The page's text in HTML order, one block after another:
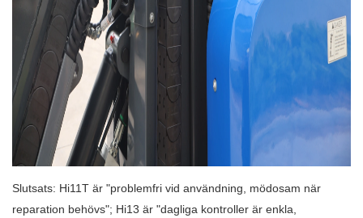
Slutsats: Hi11T är "problemfri vid användning, mödosam när
reparation behövs"; Hi13 är "dagliga kontroller är enkla,